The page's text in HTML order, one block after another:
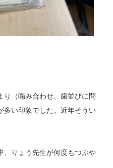
り（噛み合わせ、歯並びに問
多い印象でした。近年そうい
、りょう先生が何度もつぶや